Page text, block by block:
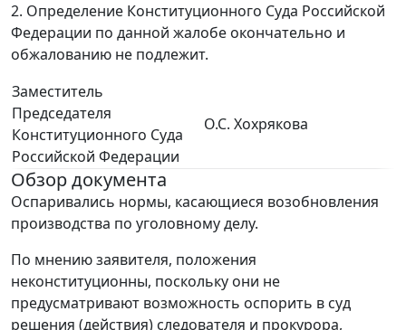
2. Определение Конституционного Суда Российской
Федерации по данной жалобе окончательно и
обжалованию не подлежит.
Заместитель
Председателя
Конституционного Суда
Российской Федерации
О.С. Хохрякова
Обзор документа
Оспаривались нормы, касающиеся возобновления
производства по уголовному делу.
По мнению заявителя, положения
неконституционны, поскольку они не
предусматривают возможность оспорить в суд
решения (действия) следователя и прокурора,